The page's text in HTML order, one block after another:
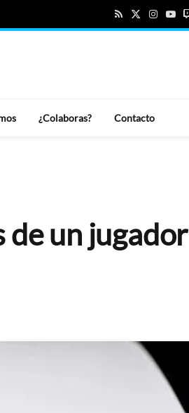
RSSX
¿Colaboras? Contacto
de un jugador